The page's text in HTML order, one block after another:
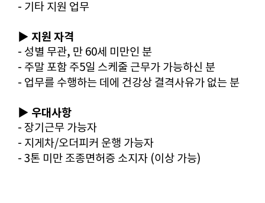
- 기타 지원 업무
▶ 지원 자격
- 성별 무관, 만 60세 미만인 분
- 주말 포함 주5일 스케줄 근무가 가능하신 분
- 업무를 수행하는 데에 건강상 결격사유가 없는 분
▶ 우대사항
- 장기근무 가능자
- 지게차/오더피커 운행 가능자
- 3톤 미만 조종면허증 소지자 (이상 가능)